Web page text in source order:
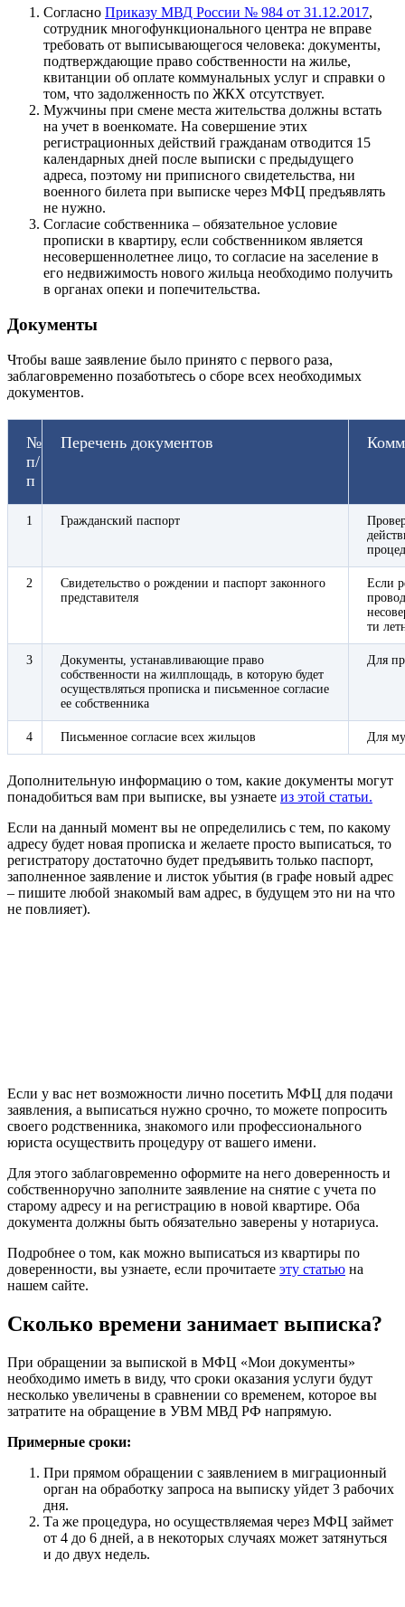
Согласно Приказу МВД России № 984 от 31.12.2017,
сотрудник многофункционального центра не вправе
требовать от выписывающегося человека: документы,
подтверждающие право собственности на жилье,
квитанции об оплате коммунальных услуг и справки о
том, что задолженность по ЖКХ отсутствует.
Мужчины при смене места жительства должны встать
на учет в военкомате. На совершение этих
регистрационных действий гражданам отводится 15
календарных дней после выписки с предыдущего
адреса, поэтому ни приписного свидетельства, ни
военного билета при выписке через МФЦ предъявлять
не нужно.
Согласие собственника – обязательное условие
прописки в квартиру, если собственником является
несовершеннолетнее лицо, то согласие на заселение в
его недвижимость нового жильца необходимо получить
в органах опеки и попечительства.
Документы
Чтобы ваше заявление было принято с первого раза,
заблаговременно позаботьтесь о сборе всех необходимых
документов.
№
п/
п
Перечень документов
1 Гражданский паспорт
2
Свидетельство о рождении и паспорт законного
представителя
Если
ти
3
Документы, устанавливающие право
собственности на жилплощадь, в которую будет
осуществляться прописка и письменное согласие
ее собственника
Для
4 Письменное согласие всех жильцов Для
Дополнительную информацию о том, какие документы могут
понадобиться вам при выписке, вы узнаете из этой статьи.
Если на данный момент вы не определились с тем, по какому
адресу будет новая прописка и желаете просто выписаться, то
регистратору достаточно будет предъявить только паспорт,
заполненное заявление и листок убытия (в графе новый адрес
– пишите любой знакомый вам адрес, в будущем это ни на что
не повлияет).
Если у вас нет возможности лично посетить МФЦ для подачи
заявления, а выписаться нужно срочно, то можете попросить
своего родственника, знакомого или профессионального
юриста осуществить процедуру от вашего имени.
Для этого заблаговременно оформите на него доверенность и
собственноручно заполните заявление на снятие с учета по
старому адресу и на регистрацию в новой квартире. Оба
документа должны быть обязательно заверены у нотариуса.
Подробнее о том, как можно выписаться из квартиры по
доверенности, вы узнаете, если прочитаете эту статью на
нашем сайте.
Сколько времени занимает выписка?
При обращении за выпиской в МФЦ «Мои документы»
необходимо иметь в виду, что сроки оказания услуги будут
несколько увеличены в сравнении со временем, которое вы
затратите на обращение в УВМ МВД РФ напрямую.
Примерные сроки:
При прямом обращении с заявлением в миграционный
орган на обработку запроса на выписку уйдет 3 рабочих
дня.
Та же процедура, но осуществляемая через МФЦ займет
от 4 до 6 дней, а в некоторых случаях может затянуться
и до двух недель.